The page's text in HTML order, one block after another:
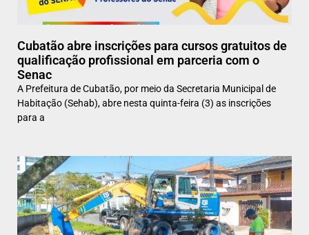
Cubatão abre inscrições para cursos gratuitos de
qualificação profissional em parceria com o
Senac
A Prefeitura de Cubatão, por meio da Secretaria Municipal de
Habitação (Sehab), abre nesta quinta-feira (3) as inscrições
para a